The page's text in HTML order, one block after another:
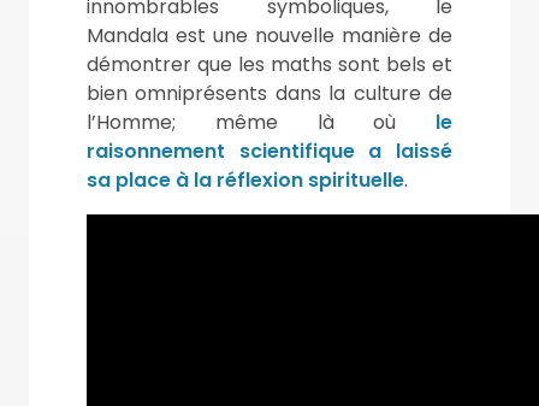
innombrables symboliques, le
Mandala est une nouvelle manière de
démontrer que les maths sont bels et
bien omniprésents dans la culture de
l’Homme; même là où le
raisonnement scientifique a laissé
sa place à la réflexion spirituelle.